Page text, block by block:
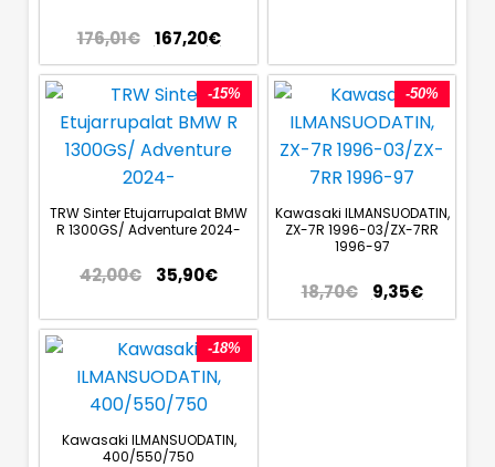
176,01€ 167,20€
-15%
TRW Sinter Etujarrupalat BMW
R 1300GS/ Adventure 2024-
42,00€ 35,90€
-50%
Kawasaki ILMANSUODATIN,
ZX-7R 1996-03/ZX-7RR
1996-97
18,70€ 9,35€
-18%
Kawasaki ILMANSUODATIN,
400/550/750